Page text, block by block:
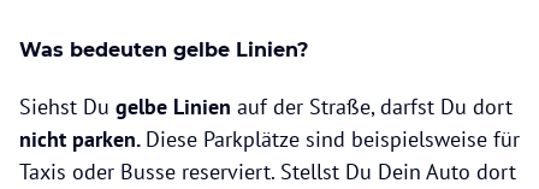
Was bedeuten gelbe Linien?
Siehst Du gelbe Linien auf der Straße, darfst Du dort
nicht parken. Diese Parkplätze sind beispielsweise für
Taxis oder Busse reserviert. Stellst Du Dein Auto dort